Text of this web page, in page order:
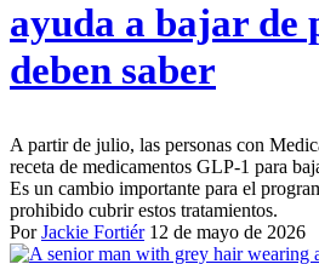
ayuda a bajar de
deben saber
A partir de julio, las personas con
receta de medicamentos GLP-1 para
Es un cambio importante para el
prohibido cubrir estos tratamientos.
PorJackie Fortiér 12 de mayo de 2026